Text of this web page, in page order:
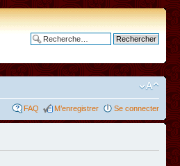
FAQ M’enregistrer Se connecter